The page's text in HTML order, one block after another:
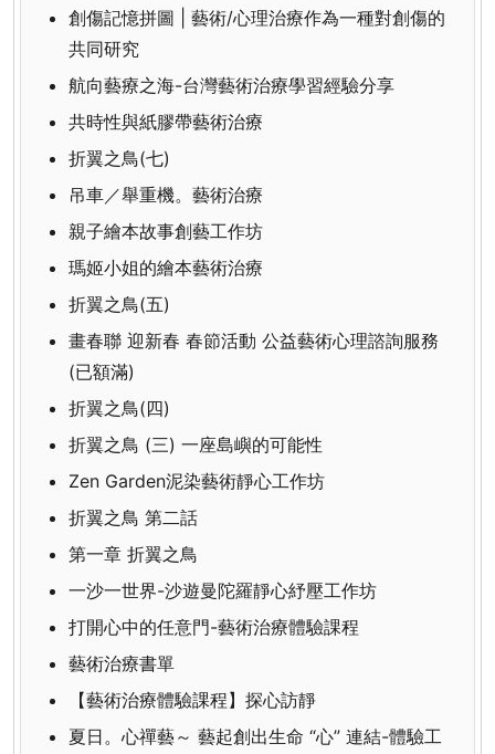
創傷記憶拼圖 | 藝術/心理治療作為一種對創傷的
共同研究
航向藝療之海-台灣藝術治療學習經驗分享
共時性與紙膠帶藝術治療
折翼之鳥(七)
吊車／舉重機。藝術治療
親子繪本故事創藝工作坊
瑪姬小姐的繪本藝術治療
折翼之鳥(五)
畫春聯 迎新春 春節活動 公益藝術心理諮詢服務
(已額滿)
折翼之鳥(四)
折翼之鳥 (三) 一座島嶼的可能性
Zen Garden泥染藝術靜心工作坊
折翼之鳥 第二話
第一章 折翼之鳥
一沙一世界-沙遊曼陀羅靜心紓壓工作坊
打開心中的任意門-藝術治療體驗課程
藝術治療書單
【藝術治療體驗課程】探心訪靜
夏日。心禪藝～ 藝起創出生命 “心” 連結-體驗工